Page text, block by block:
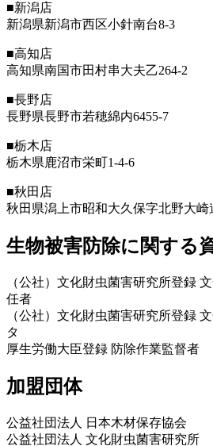
■新潟店
新潟県新潟市西区小針南台8-3
■高知店
高知県南国市田村串大夫乙264-2
■長野店
長野県長野市若穂綿内6455-7
■栃木店
栃木県鹿沼市栄町1-4-6
■秋田店
秋田県潟上市昭和大久保字北野大崎
生物被害防除に関する
（公社）文化財虫菌害研究所登録
任者
（公社）文化財虫菌害研究所登録
タ
厚生労働大臣登録 防除作業監督者
加盟団体
公益社団法人 日本木材保存協会
公益社団法人 文化財虫菌害研究所